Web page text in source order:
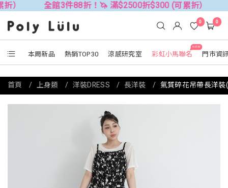
全館3件88折！🦄 滿$2500折$300 (可累折） 全館3件
本周新品 熱銷TOP30 涼感研究室
NEW
彩虹小馬聯名 門市資
0 0
首頁 上身類 洋裝DRESS 長洋裝 氣質碎花吊帶長洋